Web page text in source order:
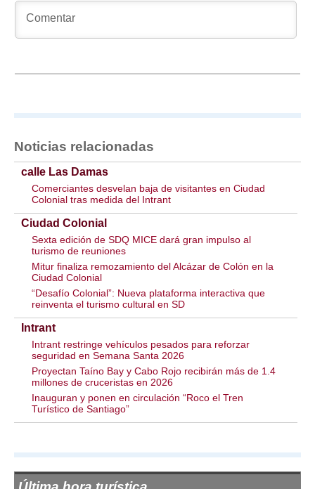
Noticias relacionadas
calle Las Damas
Comerciantes desvelan baja de visitantes en Ciudad
Colonial tras medida del Intrant
Ciudad Colonial
Sexta edición de SDQ MICE dará gran impulso al
turismo de reuniones
Mitur finaliza remozamiento del Alcázar de Colón en la
Ciudad Colonial
“Desafío Colonial”: Nueva plataforma interactiva que
reinventa el turismo cultural en SD
Intrant
Intrant restringe vehículos pesados para reforzar
seguridad en Semana Santa 2026
Proyectan Taíno Bay y Cabo Rojo recibirán más de 1.4
millones de cruceristas en 2026
Inauguran y ponen en circulación “Roco el Tren
Turístico de Santiago”